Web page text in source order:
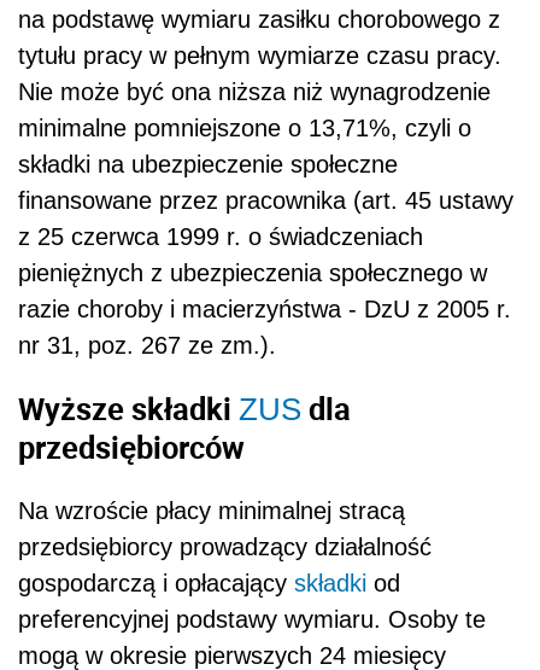
na podstawę wymiaru zasiłku chorobowego z
tytułu pracy w pełnym wymiarze czasu pracy.
Nie może być ona niższa niż wynagrodzenie
minimalne pomniejszone o 13,71%, czyli o
składki na ubezpieczenie społeczne
finansowane przez pracownika (art. 45 ustawy
z 25 czerwca 1999 r. o świadczeniach
pieniężnych z ubezpieczenia społecznego w
razie choroby i macierzyństwa - DzU z 2005 r.
nr 31, poz. 267 ze zm.).
Wyższe składki ZUS dla
przedsiębiorców
Na wzroście płacy minimalnej stracą
przedsiębiorcy prowadzący działalność
gospodarczą i opłacający składki od
preferencyjnej podstawy wymiaru. Osoby te
mogą w okresie pierwszych 24 miesięcy